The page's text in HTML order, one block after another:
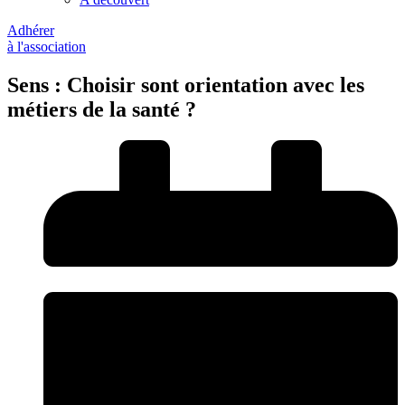
Adhérer
à l'association
Sens : Choisir sont orientation avec les
métiers de la santé ?